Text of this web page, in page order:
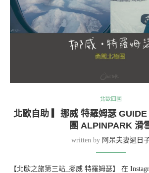
北歐四國
北歐自助 ▎挪威 特羅姆瑟 GUIDE
團 ALPINPARK 滑
written by 阿呆夫妻過日
【北歐之旅第三站_挪威 特羅姆瑟】 在